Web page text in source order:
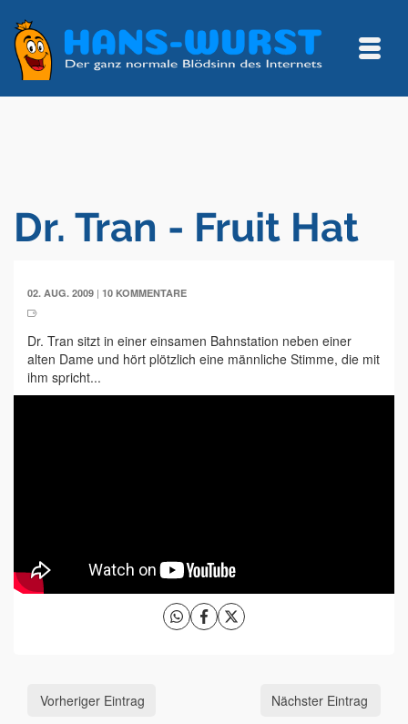
Dr. Tran - Fruit Hat
02. AUG. 2009 | 10 KOMMENTARE
Dr. Tran sitzt in einer einsamen Bahnstation neben einer
alten Dame und hört plötzlich eine männliche Stimme, die mit
ihm spricht...
Vorheriger Eintrag Nächster Eintrag